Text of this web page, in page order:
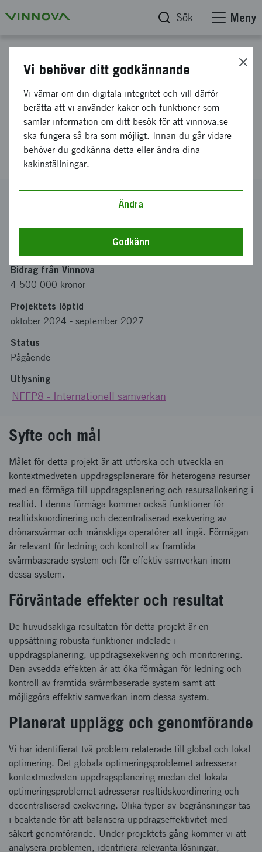
Sök Meny
CAMP: Kontextmedveten
uppdragsplanering och
distribuerad exekvering av
heterogena lagkamrater
Bidrag från Vinnova
4 500 000 kronor
Projektets löptid
oktober 2024 - september 2027
Status
Pågående
Utlysning
NFFP8 - Internationell samverkan
Syfte och mål
Målet för detta projekt är att utforska och utveckla en
kontextmedveten uppdragsplanerare för heterogena resurser
med en förmåga till uppdragsplanering och resursallokering i
realtid. I denna förmåga kommer också funktioner för
realtidskoordinering och decentraliserad exekvering av
drönarsvärmar och mänskliga operatörer att ingå. Förmågan
är relevant för ledning och kontroll av framtida
svärmbaserade system och för effektiv samverkan inom
dessa system.
Förväntade effekter och resultat
De huvudsakliga resultaten för detta projekt är en
uppsättning robusta funktioner indelade i
uppdragsplanering, uppdragsexekvering och monitorering.
Den avsedda effekten är att öka förmågan för ledning och
kontroll av framtida svärmbaserade system samt att
möjliggöra effektiv samverkan inom dessa system.
Planerat upplägg och genomförande
Vi har identifierat två problem relaterade till global och lokal
optimering. Det globala optimeringsproblemet adresserar
kontextmedveten uppdragsplanering medan det lokala
optimeringsproblemet adresserar realtidskoordinering och
decentraliserad exekvering. Olika typer av begränsningar tas
i beaktande för att balansera uppdragseffektivitet med
säkert genomförande. Under projektets gång kommer vi att
analysera problemen, identifiera relevanta lösningar,
Vi behöver ditt godkännande
Vi värnar om din digitala integritet och vill därför
berätta att vi använder kakor och funktioner som
samlar information om ditt besök för att vinnova.se
ska fungera så bra som möjligt. Innan du går vidare
behöver du godkänna detta eller ändra dina
kakinställningar.
Ändra
Godkänn